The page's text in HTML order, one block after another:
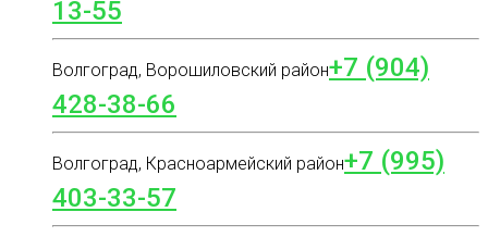
13-55
Волгоград, Ворошиловский район+7 (904)
428-38-66
Волгоград, Красноармейский район+7 (995)
403-33-57